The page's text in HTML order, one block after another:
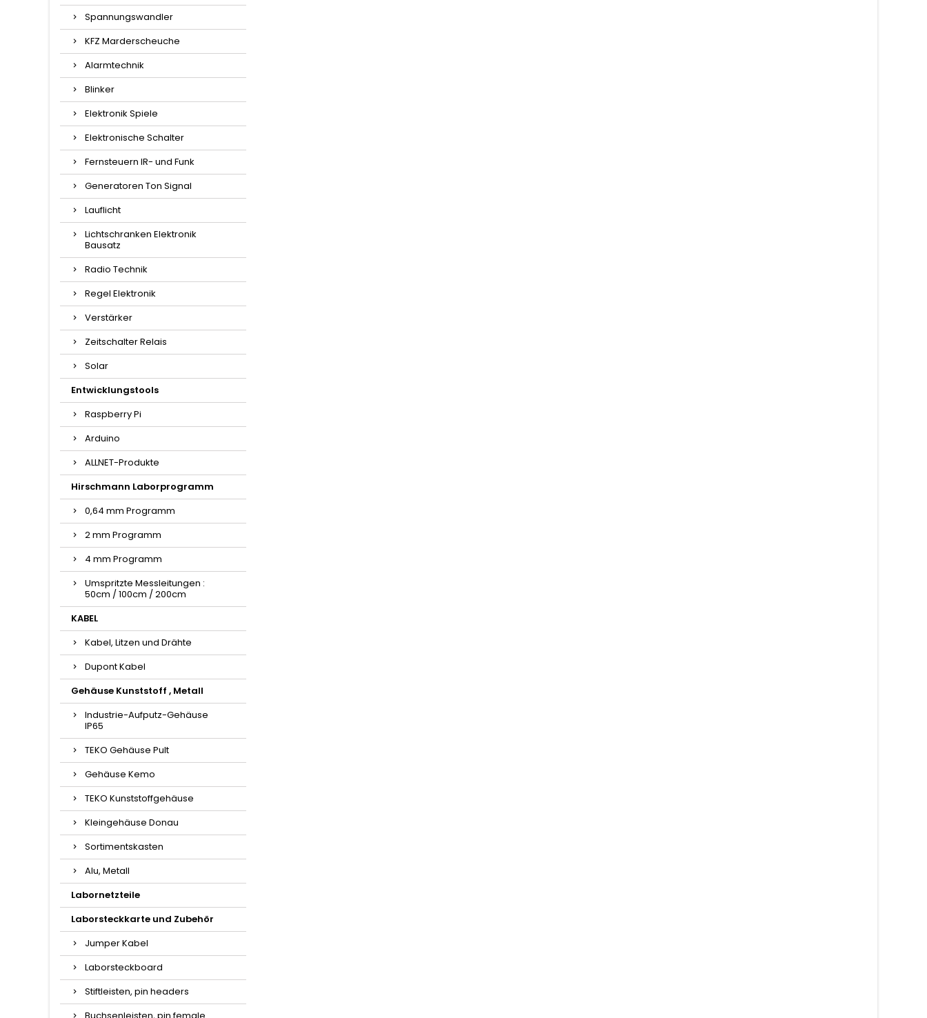
Spannungswandler
KFZ Marderscheuche
Alarmtechnik
Blinker
Elektronik Spiele
Elektronische Schalter
Fernsteuern IR- und Funk
Generatoren Ton Signal
Lauflicht
Lichtschranken Elektronik
Bausatz
Radio Technik
Regel Elektronik
Verstärker
Zeitschalter Relais
Solar
Entwicklungstools
Raspberry Pi
Arduino
ALLNET-Produkte
Hirschmann Laborprogramm
0,64 mm Programm
2 mm Programm
4 mm Programm
Umspritzte Messleitungen :
50cm / 100cm / 200cm
KABEL
Kabel, Litzen und Drähte
Dupont Kabel
Gehäuse Kunststoff , Metall
Industrie-Aufputz-Gehäuse
IP65
TEKO Gehäuse Pult
Gehäuse Kemo
TEKO Kunststoffgehäuse
Kleingehäuse Donau
Sortimentskasten
Alu, Metall
Labornetzteile
Laborsteckkarte und Zubehör
Jumper Kabel
Laborsteckboard
Stiftleisten, pin headers